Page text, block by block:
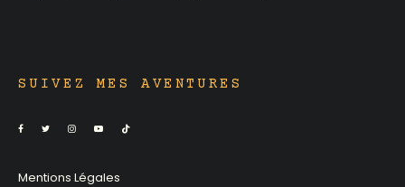
SUIVEZ MES AVENTURES
Mentions Légales